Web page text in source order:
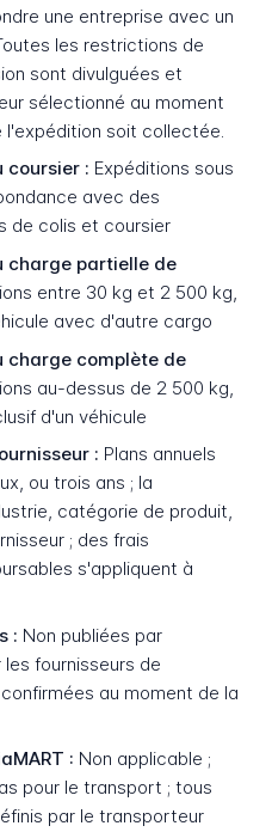
une entreprise avec un
les restrictions de
sont divulguées et
sélectionné au moment
l'expédition soit collectée.
coursier : Expéditions sous
avec des
de colis et coursier
charge partielle de
entre 30 kg et 2 500 kg,
avec d'autre cargo
charge complète de
au-dessus de 2 500 kg,
d'un véhicule
: Plans annuels
ou trois ans ; la
catégorie de produit,
; des frais
s'appliquent à
: Non publiées par
les fournisseurs de
au moment de la
: Non applicable ;
pour le transport ; tous
par le transporteur